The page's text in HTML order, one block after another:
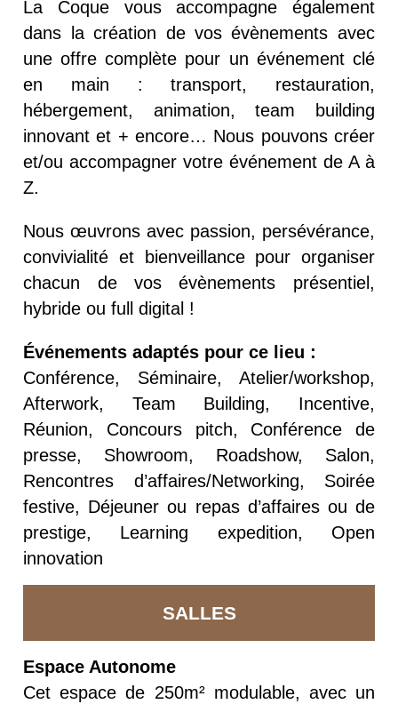
La Coque vous accompagne également
dans la création de vos évènements avec
une offre complète pour un événement clé
en main : transport, restauration,
hébergement, animation, team building
innovant et + encore… Nous pouvons créer
et/ou accompagner votre événement de A à
Z.
Nous œuvrons avec passion, persévérance,
convivialité et bienveillance pour organiser
chacun de vos évènements présentiel,
hybride ou full digital !
Événements adaptés pour ce lieu :
Conférence, Séminaire, Atelier/workshop,
Afterwork, Team Building, Incentive,
Réunion, Concours pitch, Conférence de
presse, Showroom, Roadshow, Salon,
Rencontres d’affaires/Networking, Soirée
festive, Déjeuner ou repas d’affaires ou de
prestige, Learning expedition, Open
innovation
SALLES
Espace Autonome
Cet espace de 250m² modulable, avec un